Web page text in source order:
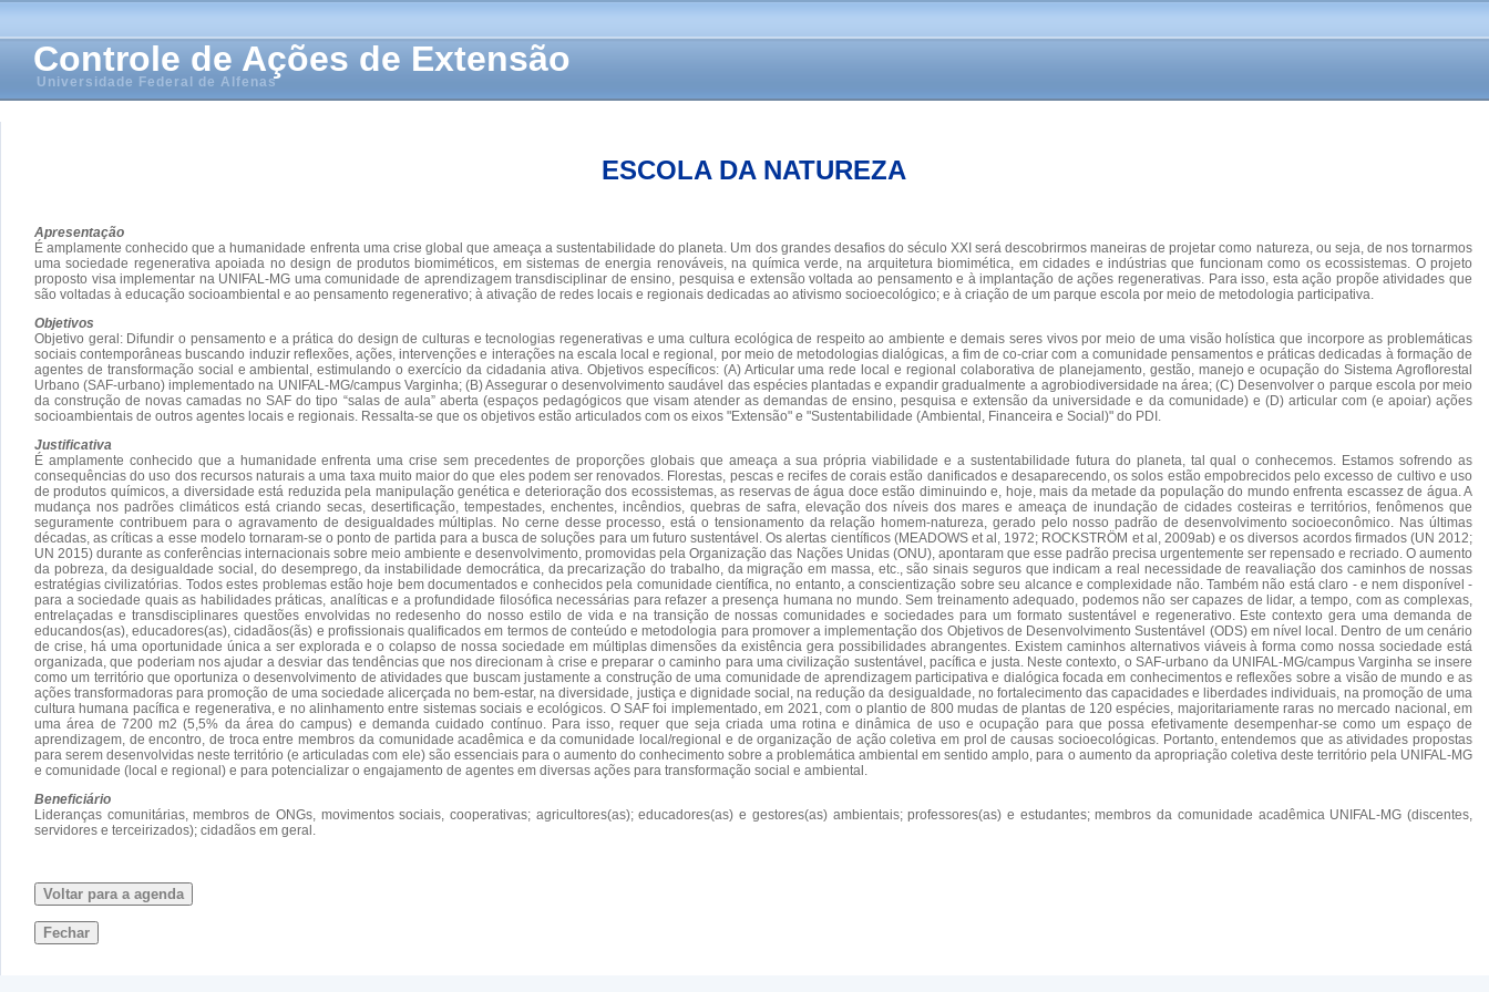
Controle de Ações de Extensão
Universidade Federal de Alfenas
ESCOLA DA NATUREZA
Apresentação
É amplamente conhecido que a humanidade enfrenta uma crise global que ameaça a sustentabilidade do planeta. Um dos grandes desafios do século XXI será descobrirmos maneiras de projetar como natureza, ou seja, de nos tornarmos
uma sociedade regenerativa apoiada no design de produtos biomiméticos, em sistemas de energia renováveis, na química verde, na arquitetura biomimética, em cidades e indústrias que funcionam como os ecossistemas. O projeto
proposto visa implementar na UNIFAL-MG uma comunidade de aprendizagem transdisciplinar de ensino, pesquisa e extensão voltada ao pensamento e à implantação de ações regenerativas. Para isso, esta ação propõe atividades que
são voltadas à educação socioambiental e ao pensamento regenerativo; à ativação de redes locais e regionais dedicadas ao ativismo socioecológico; e à criação de um parque escola por meio de metodologia participativa.
Objetivos
Objetivo geral: Difundir o pensamento e a prática do design de culturas e tecnologias regenerativas e uma cultura ecológica de respeito ao ambiente e demais seres vivos por meio de uma visão holística que incorpore as problemáticas
sociais contemporâneas buscando induzir reflexões, ações, intervenções e interações na escala local e regional, por meio de metodologias dialógicas, a fim de co-criar com a comunidade pensamentos e práticas dedicadas à formação de
agentes de transformação social e ambiental, estimulando o exercício da cidadania ativa. Objetivos específicos: (A) Articular uma rede local e regional colaborativa de planejamento, gestão, manejo e ocupação do Sistema Agroflorestal
Urbano (SAF-urbano) implementado na UNIFAL-MG/campus Varginha; (B) Assegurar o desenvolvimento saudável das espécies plantadas e expandir gradualmente a agrobiodiversidade na área; (C) Desenvolver o parque escola por meio
da construção de novas camadas no SAF do tipo “salas de aula” aberta (espaços pedagógicos que visam atender as demandas de ensino, pesquisa e extensão da universidade e da comunidade) e (D) articular com (e apoiar) ações
socioambientais de outros agentes locais e regionais. Ressalta-se que os objetivos estão articulados com os eixos "Extensão" e "Sustentabilidade (Ambiental, Financeira e Social)" do PDI.
Justificativa
É amplamente conhecido que a humanidade enfrenta uma crise sem precedentes de proporções globais que ameaça a sua própria viabilidade e a sustentabilidade futura do planeta, tal qual o conhecemos. Estamos sofrendo as
consequências do uso dos recursos naturais a uma taxa muito maior do que eles podem ser renovados. Florestas, pescas e recifes de corais estão danificados e desaparecendo, os solos estão empobrecidos pelo excesso de cultivo e uso
de produtos químicos, a diversidade está reduzida pela manipulação genética e deterioração dos ecossistemas, as reservas de água doce estão diminuindo e, hoje, mais da metade da população do mundo enfrenta escassez de água. A
mudança nos padrões climáticos está criando secas, desertificação, tempestades, enchentes, incêndios, quebras de safra, elevação dos níveis dos mares e ameaça de inundação de cidades costeiras e territórios, fenômenos que
seguramente contribuem para o agravamento de desigualdades múltiplas. No cerne desse processo, está o tensionamento da relação homem-natureza, gerado pelo nosso padrão de desenvolvimento socioeconômico. Nas últimas
décadas, as críticas a esse modelo tornaram-se o ponto de partida para a busca de soluções para um futuro sustentável. Os alertas científicos (MEADOWS et al, 1972; ROCKSTRÖM et al, 2009ab) e os diversos acordos firmados (UN 2012;
UN 2015) durante as conferências internacionais sobre meio ambiente e desenvolvimento, promovidas pela Organização das Nações Unidas (ONU), apontaram que esse padrão precisa urgentemente ser repensado e recriado. O aumento
da pobreza, da desigualdade social, do desemprego, da instabilidade democrática, da precarização do trabalho, da migração em massa, etc., são sinais seguros que indicam a real necessidade de reavaliação dos caminhos de nossas
estratégias civilizatórias. Todos estes problemas estão hoje bem documentados e conhecidos pela comunidade científica, no entanto, a conscientização sobre seu alcance e complexidade não. Também não está claro - e nem disponível -
para a sociedade quais as habilidades práticas, analíticas e a profundidade filosófica necessárias para refazer a presença humana no mundo. Sem treinamento adequado, podemos não ser capazes de lidar, a tempo, com as complexas,
entrelaçadas e transdisciplinares questões envolvidas no redesenho do nosso estilo de vida e na transição de nossas comunidades e sociedades para um formato sustentável e regenerativo. Este contexto gera uma demanda de
educandos(as), educadores(as), cidadãos(ãs) e profissionais qualificados em termos de conteúdo e metodologia para promover a implementação dos Objetivos de Desenvolvimento Sustentável (ODS) em nível local. Dentro de um cenário
de crise, há uma oportunidade única a ser explorada e o colapso de nossa sociedade em múltiplas dimensões da existência gera possibilidades abrangentes. Existem caminhos alternativos viáveis à forma como nossa sociedade está
organizada, que poderiam nos ajudar a desviar das tendências que nos direcionam à crise e preparar o caminho para uma civilização sustentável, pacífica e justa. Neste contexto, o SAF-urbano da UNIFAL-MG/campus Varginha se insere
como um território que oportuniza o desenvolvimento de atividades que buscam justamente a construção de uma comunidade de aprendizagem participativa e dialógica focada em conhecimentos e reflexões sobre a visão de mundo e as
ações transformadoras para promoção de uma sociedade alicerçada no bem-estar, na diversidade, justiça e dignidade social, na redução da desigualdade, no fortalecimento das capacidades e liberdades individuais, na promoção de uma
cultura humana pacífica e regenerativa, e no alinhamento entre sistemas sociais e ecológicos. O SAF foi implementado, em 2021, com o plantio de 800 mudas de plantas de 120 espécies, majoritariamente raras no mercado nacional, em
uma área de 7200 m2 (5,5% da área do campus) e demanda cuidado contínuo. Para isso, requer que seja criada uma rotina e dinâmica de uso e ocupação para que possa efetivamente desempenhar-se como um espaço de
aprendizagem, de encontro, de troca entre membros da comunidade acadêmica e da comunidade local/regional e de organização de ação coletiva em prol de causas socioecológicas. Portanto, entendemos que as atividades propostas
para serem desenvolvidas neste território (e articuladas com ele) são essenciais para o aumento do conhecimento sobre a problemática ambiental em sentido amplo, para o aumento da apropriação coletiva deste território pela UNIFAL-MG
e comunidade (local e regional) e para potencializar o engajamento de agentes em diversas ações para transformação social e ambiental.
Beneficiário
Lideranças comunitárias, membros de ONGs, movimentos sociais, cooperativas; agricultores(as); educadores(as) e gestores(as) ambientais; professores(as) e estudantes; membros da comunidade acadêmica UNIFAL-MG (discentes,
servidores e terceirizados); cidadãos em geral.
Voltar para a agenda
Fechar